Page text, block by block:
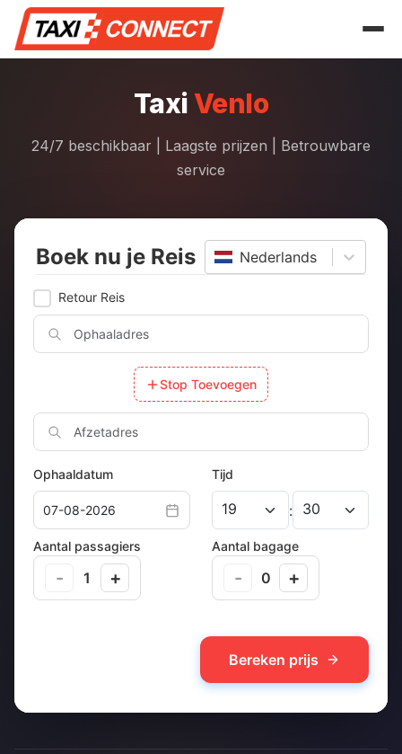
Skip
the
TaxiVenlo
24/7 beschikbaar | Laagste prijzen | Betrouwbare
service